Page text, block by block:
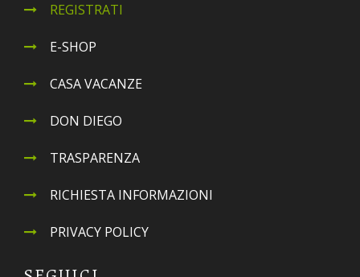
REGISTRATI
E-SHOP
CASA VACANZE
DON DIEGO
TRASPARENZA
RICHIESTA INFORMAZIONI
PRIVACY POLICY